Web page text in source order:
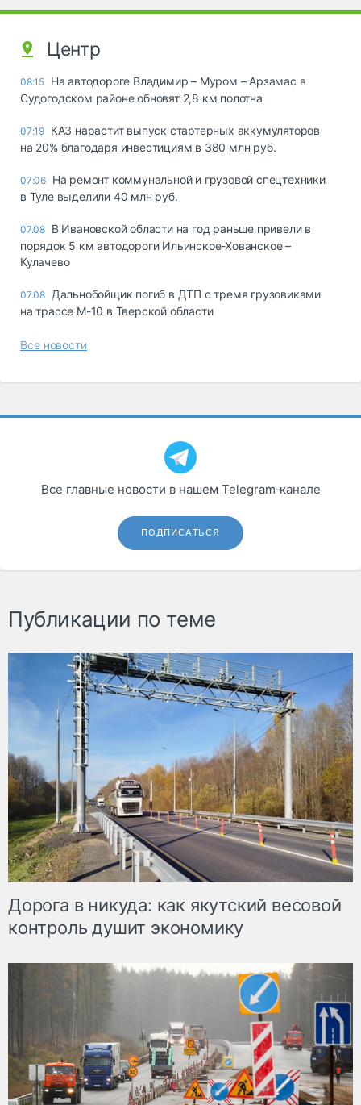
Центр
08:15 На автодороге Владимир – Муром – Арзамас в
Судогодском районе обновят 2,8 км полотна
07:19 КАЗ нарастит выпуск стартерных аккумуляторов
на 20% благодаря инвестициям в 380 млн руб.
07:06 На ремонт коммунальной и грузовой спецтехники
в Туле выделили 40 млн руб.
07.08 В Ивановской области на год раньше привели в
порядок 5 км автодороги Ильинское-Хованское –
Кулачево
07.08 Дальнобойщик погиб в ДТП с тремя грузовиками
на трассе М-10 в Тверской области
Все новости
Все главные новости в нашем Telegram‑канале
ПОДПИСАТЬСЯ
Публикации по теме
Дорога в никуда: как якутский весовой
контроль душит экономику